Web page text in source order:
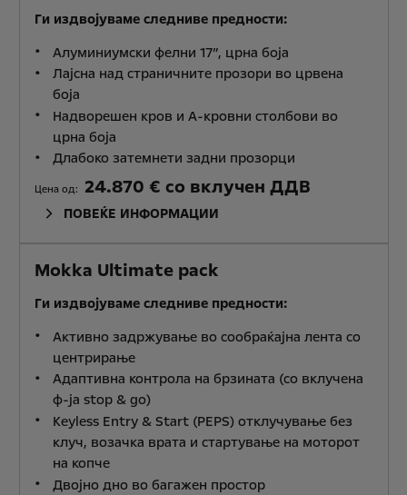
Ги издвојуваме следниве предности:
Алуминиумски фелни 17”, црна боја
Лајсна над страничните прозори во црвена
боја
Надворешен кров и А-кровни столбови во
црна боја
Длабоко затемнети задни прозорци
Цена од: 24.870 € со вклучен ДДВ
ПОВЕЌЕ ИНФОРМАЦИИ
Mokka Ultimate pack
Ги издвојуваме следниве предности:
Активно задржување во сообраќајна лента со
центрирање
Адаптивна контрола на брзината (со вклучена
ф-ја stop & go)
Keyless Entry & Start (PEPS) отклучување без
клуч, возачка врата и стартување на моторот
на копче
Двојно дно во багажен простор